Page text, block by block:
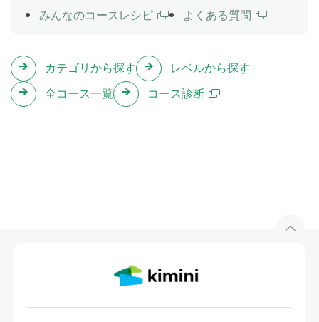
う。
7 little monkeys (1)
「数字」や「動物」についての表現に触れ、ゲームを
したり英語の歌をうたいます。
学研の幼児ワーク４歳／たしざん：１２ページ「６
前に該当ページのワークを行いレッスンに臨みましょ
みんなのコースレシピ
よくある質問
カテゴリから探す
レベルから探す
全コース一覧
コース診断